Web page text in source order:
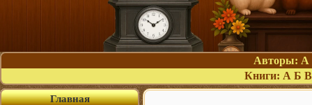
Авторы: А
Книги: А Б В
Главная